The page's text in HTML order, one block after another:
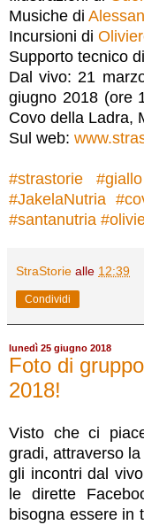
Musiche di
Incursioni di
Supporto tecnico di
Dal vivo: 21
giugno 2018 (ore
Covo della Ladra,
Sul web:
#strastorie #giallo
#JakelaNutria
#santanutria
StraStorie alle 12:39
Condividi
lunedì 25 giugno 2018
Foto di
2018!
Visto che ci
gradi, attraverso
gli incontri dal
le dirette
bisogna essere in